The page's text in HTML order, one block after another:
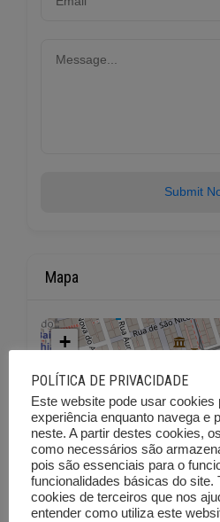
Submit
Mapa
+
POLÍTICA DE PRIVACIDADE
Este website pode usar cookies
experiência enquanto navega e
neste. A partir destes cookies,
como necessários são
pois são essenciais para o
funcionalidades básicas do site.
cookies de terceiros que nos
entender como utiliza este